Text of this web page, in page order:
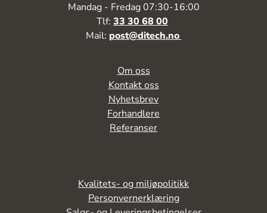
Mandag - Fredag 07:30-16:00
Tlf: 33 30 68 00
Mail: post@ditech.no
Kvalitets- og miljøpolitikk
Personvernerklæring
Om oss
Kontakt oss
Nyhetsbrev
Forhandlere
Referanser